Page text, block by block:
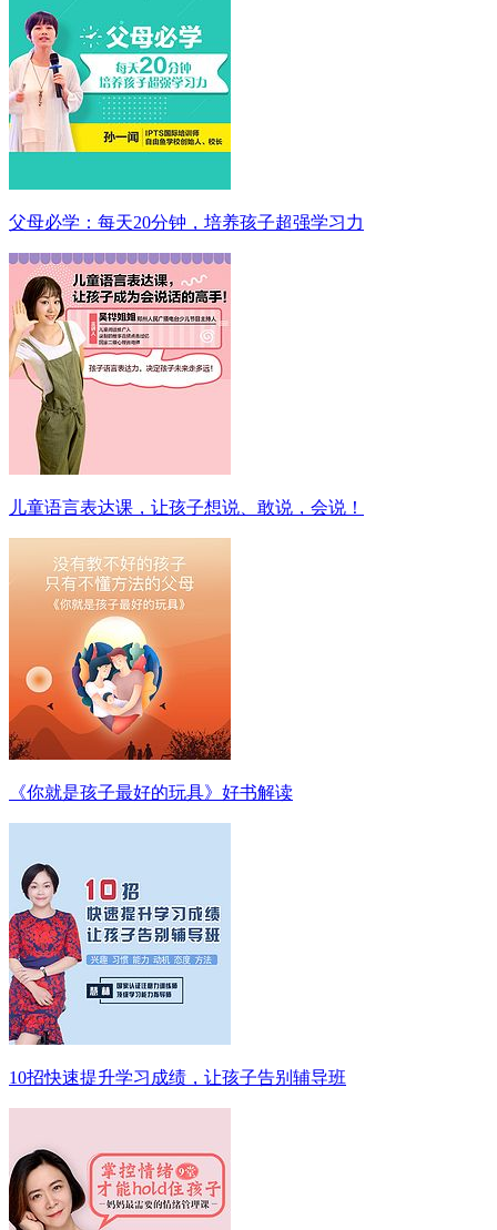
父母必学：每天20分钟，培养孩子超强学习力
儿童语言表达课，让孩子想说、敢说，会说！
《你就是孩子最好的玩具》好书解读
10招快速提升学习成绩，让孩子告别辅导班